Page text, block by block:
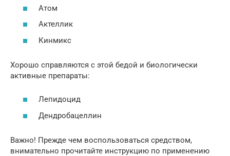
Атом
Актеллик
Кинмикс
Хорошо справляются с этой бедой и биологически
активные препараты:
Лепидоцид
Дендробацеллин
Важно! Прежде чем воспользоваться средством,
внимательно прочитайте инструкцию по применению